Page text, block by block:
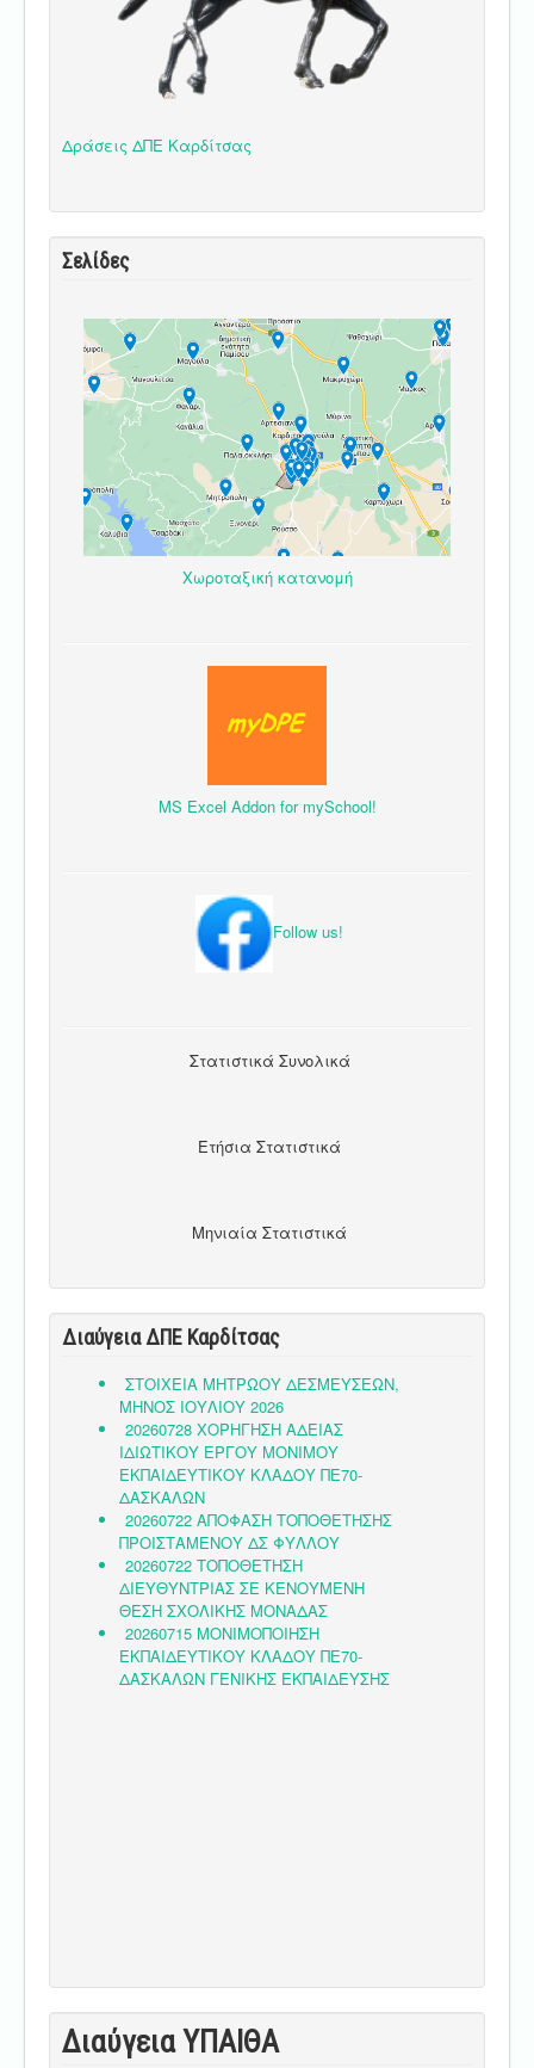
Δράσεις ΔΠΕ Καρδίτσας
Σελίδες
Χωροταξική κατανομή
MS Excel Addon for mySchool!
Follow us!
Στατιστικά Συνολικά
Ετήσια Στατιστικά
Μηνιαία Στατιστικά
Διαύγεια ΔΠΕ Καρδίτσας
Διαύγεια ΥΠΑΙΘA